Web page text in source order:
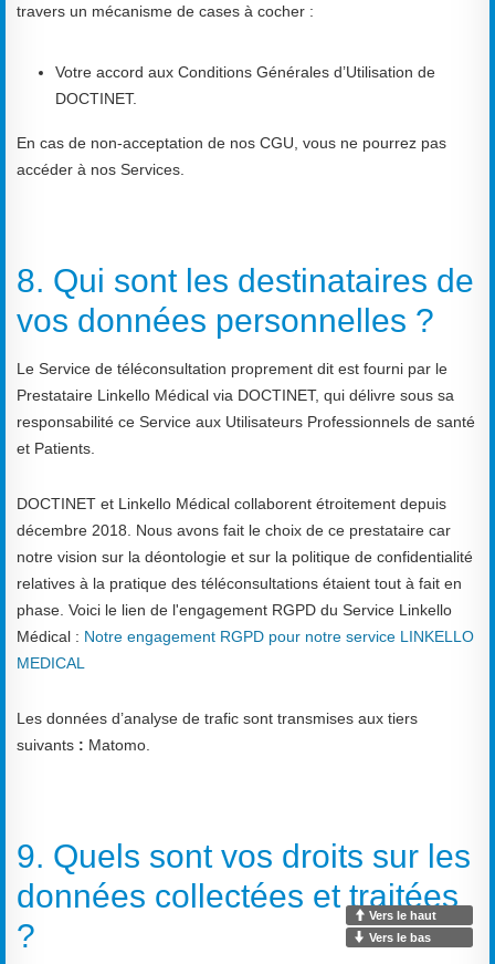
Vers le haut
Vers le bas
travers un mécanisme de cases à cocher :
Votre accord aux Conditions Générales d’Utilisation de
DOCTINET.
En cas de non-acceptation de nos CGU, vous ne pourrez pas
accéder à nos Services.
8. Qui sont les destinataires de
vos données personnelles ?
Le Service de téléconsultation proprement dit est fourni par le
Prestataire Linkello Médical via DOCTINET, qui délivre sous sa
responsabilité ce Service aux Utilisateurs Professionnels de santé
et Patients.
DOCTINET et Linkello Médical collaborent étroitement depuis
décembre 2018. Nous avons fait le choix de ce prestataire car
notre vision sur la déontologie et sur la politique de confidentialité
relatives à la pratique des téléconsultations étaient tout à fait en
phase. Voici le lien de l'engagement RGPD du Service Linkello
Médical : Notre engagement RGPD pour notre service LINKELLO
MEDICAL
Les données d’analyse de trafic sont transmises aux tiers
suivants : Matomo.
9. Quels sont vos droits sur les
données collectées et traitées
?